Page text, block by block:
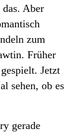
Aber
zum
Früher
Jetzt
sehen, ob es
gerade